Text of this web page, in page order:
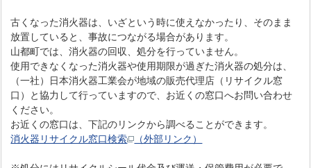
古くなった消火器は、いざという時に使えなかったり、そのまま
放置していると、事故につながる場合があります。
山都町では、消火器の回収、処分を行っていません。
使用できなくなった消火器や使用期限が過ぎた消火器の処分は、
（一社）日本消火器工業会が地域の販売代理店（リサイクル窓
口）と協力して行っていますので、お近くの窓口へお問い合わせ
ください。
お近くの窓口は、下記のリンクから調べることができます。
消火器リサイクル窓口検索
（外部リンク）